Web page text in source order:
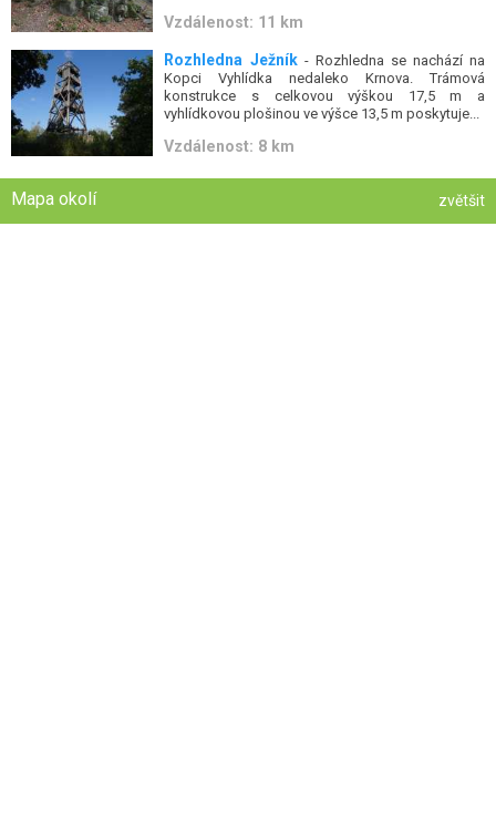
Vzdálenost: 11 km
Rozhledna Ježník- Rozhledna se nachází na
Kopci Vyhlídka nedaleko Krnova. Trámová
konstrukce s celkovou výškou 17,5 m a
vyhlídkovou plošinou ve výšce 13,5 m poskytuje...
Vzdálenost: 8 km
Mapa okolí zvětšit